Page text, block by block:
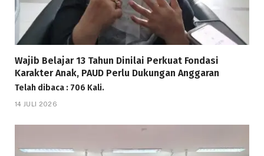
Wajib Belajar 13 Tahun Dinilai Perkuat Fondasi
Karakter Anak, PAUD Perlu Dukungan Anggaran
Telah dibaca : 706 Kali.
14 JULI 2026